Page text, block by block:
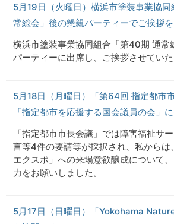
5月19日（火曜日）横浜市塗装事業協
常総会」後の懇親パーティーでご挨拶
横浜市塗装事業協同組合「第40期 通常
パーティーに出席し、ご挨拶させていた
5月18日（月曜日）「第64回 指定都市
「指定都市を応援する国会議員の会」
「指定都市市長会議」では障害福祉サ
言等4件の要請等が採択され、私からは
エクスポ」への来場意欲醸成について
力をお願いしました。
5月17日（日曜日）「Yokohama